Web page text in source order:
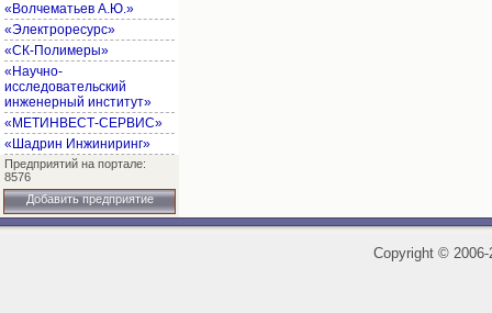
«Волчематьев А.Ю.»
«Электроресурс»
«СК-Полимеры»
«Научно-
исследовательский
инженерный институт»
«МЕТИНВЕСТ-СЕРВИС»
«Шадрин Инжиниринг»
Предприятий на портале:
8576
Добавить предприятие
Copyright ©